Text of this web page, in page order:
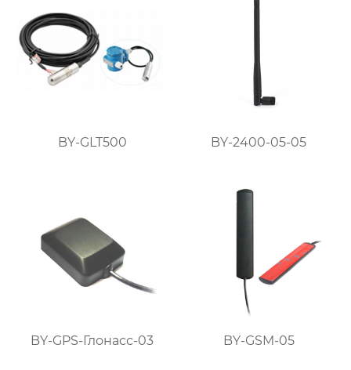
BY-GLT500 BY-2400-05-05
BY-GPS-Глонасс-03 BY-GSM-05